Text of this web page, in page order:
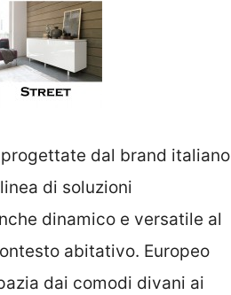
dal brand italiano
di soluzioni
dinamico e versatile al
abitativo. Europeo
dai comodi divani ai